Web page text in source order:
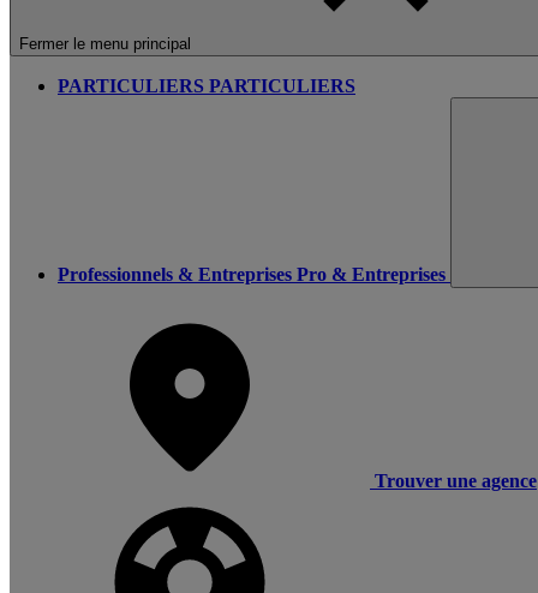
Fermer le menu principal
PARTICULIERS PARTICULIERS
Professionnels & Entreprises Pro & Entreprises
Trouver une agence